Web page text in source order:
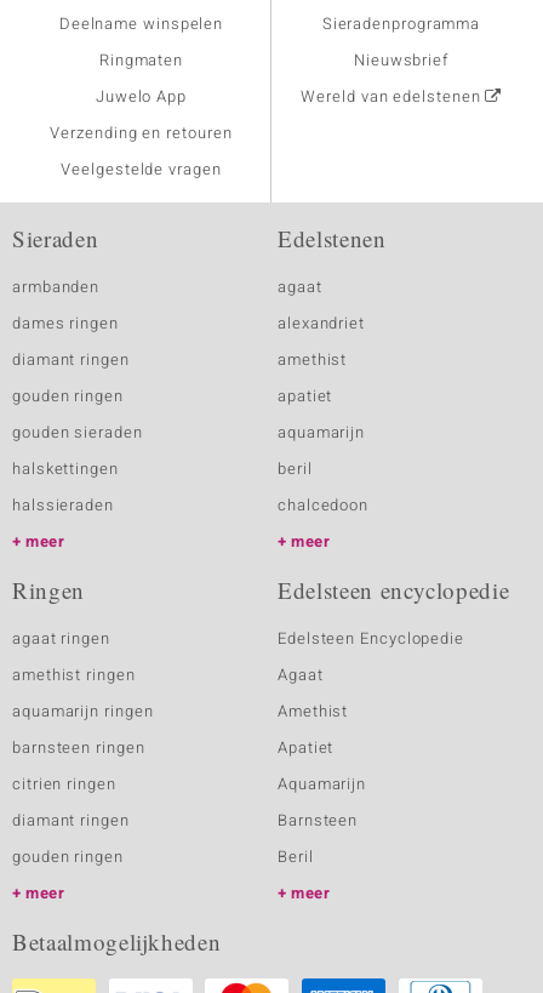
Deelname winspelen
Ringmaten
Juwelo App
Verzending en retouren
Veelgestelde vragen
Sieradenprogramma
Nieuwsbrief
Wereld van edelstenen
Sieraden
armbanden
dames ringen
diamant ringen
gouden ringen
gouden sieraden
halskettingen
halssieraden
meer
Edelstenen
agaat
alexandriet
amethist
apatiet
aquamarijn
beril
chalcedoon
meer
Ringen
agaat ringen
amethist ringen
aquamarijn ringen
barnsteen ringen
citrien ringen
diamant ringen
gouden ringen
meer
Edelsteen encyclopedie
Edelsteen Encyclopedie
Agaat
Amethist
Apatiet
Aquamarijn
Barnsteen
Beril
meer
Betaalmogelijkheden